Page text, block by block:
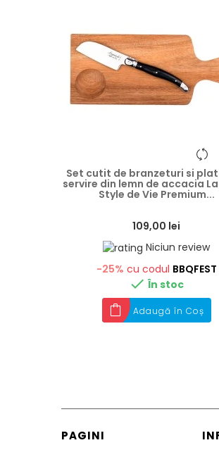
Set cutit de branzeturi si
servire din lemn de accacia
Style de Vie Premium...
109,00 lei
Niciun review
-25% cu codul BBQFEST
 În stoc
Adaugă în Coș
PAGINI